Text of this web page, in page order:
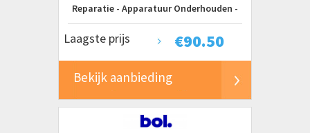
Reparatie - Apparatuur Onderhouden -
Versterkte Constructie - 17.2 cm - Goud
€90.50
Laagste prijs
Bekijk aanbieding